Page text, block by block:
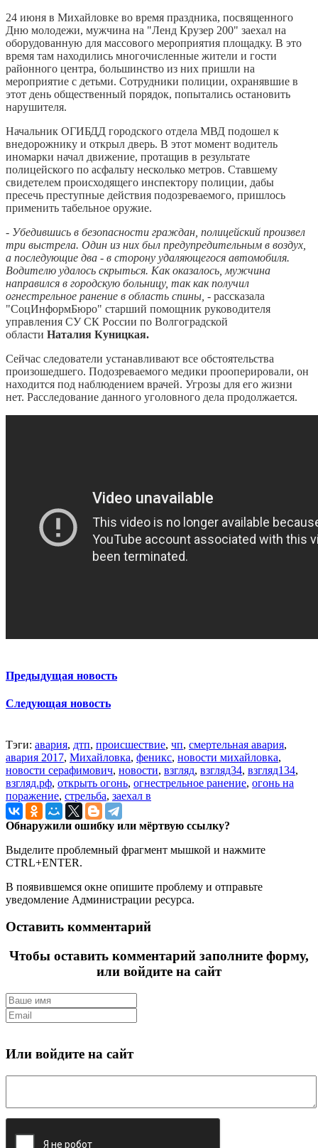
24 июня в Михайловке во время праздника, посвященного
Дню молодежи, мужчина на "Ленд Крузер 200" заехал на
оборудованную для массового мероприятия площадку. В это
время там находились многочисленные жители и гости
районного центра, большинство из них пришли на
мероприятие с детьми. Сотрудники полиции, охранявшие в
этот день общественный порядок, попытались остановить
нарушителя.
Начальник ОГИБДД городского отдела МВД подошел к
внедорожнику и открыл дверь. В этот момент водитель
иномарки начал движение, протащив в результате
полицейского по асфальту несколько метров. Ставшему
свидетелем происходящего инспектору полиции, дабы
пресечь преступные действия подозреваемого, пришлось
применить табельное оружие.
- Убедившись в безопасности граждан, полицейский произвел
три выстрела. Один из них был предупредительным в воздух,
а последующие два - в сторону удаляющегося автомобиля.
Водителю удалось скрыться. Как оказалось, мужчина
направился в городскую больницу, так как получил
огнестрельное ранение в область спины, - рассказала
"СоцИнформБюро" старший помощник руководителя
управления СУ СК России по Волгоградской
области Наталия Куницкая.
Сейчас следователи устанавливают все обстоятельства
произошедшего. Подозреваемого медики прооперировали, он
находится под наблюдением врачей. Угрозы для его жизни
нет. Расследование данного уголовного дела продолжается.
Предыдущая новость
Следующая новость
Тэги: авария, дтп, происшествие, чп, смертельная авария,
авария 2017, Михайловка, феникс, новости михайловка,
новости серафимович, новости, взгляд, взгляд34, взгляд134,
взгляд.рф, открыть огонь, огнестрельное ранение, огонь на
поражение, стрельба, заехал в
Обнаружили ошибку или мёртвую ссылку?
Выделите проблемный фрагмент мышкой и нажмите
CTRL+ENTER.
В появившемся окне опишите проблему и отправьте
уведомление Администрации ресурса.
Оставить комментарий
Чтобы оставить комментарий заполните форму,
или войдите на сайт
Или войдите на сайт